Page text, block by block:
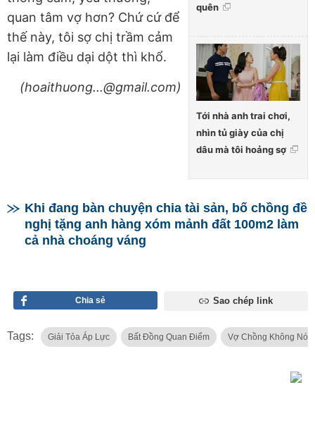
quên
Tới nhà anh trai chơi,
nhìn tủ giày của chị
dâu mà tôi hoảng sợ
quan tâm vợ hơn? Chứ cứ để
thế này, tôi sợ chị trầm cảm
lại làm điều dại dột thì khổ.
(hoaithuong...@gmail.com)
Khi đang bàn chuyện chia tài sản, bố chồng đề
nghị tặng anh hàng xóm mảnh đất 100m2 làm
cả nhà choáng váng
Chia sẻ Sao chép link
Tags: Giải Tỏa Áp Lực Bất Đồng Quan Điểm Vợ Chồng Không Nói